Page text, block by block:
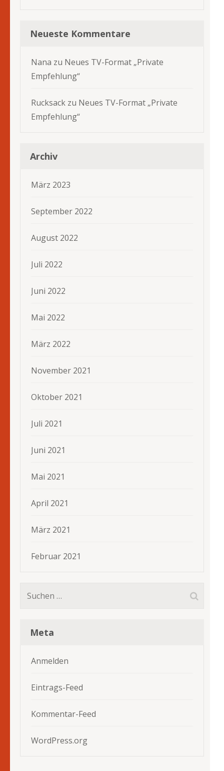
Neueste Kommentare
Nana zu Neues TV-Format „Private
Empfehlung“
Rucksack zu Neues TV-Format „Private
Empfehlung“
Archiv
März 2023
September 2022
August 2022
Juli 2022
Juni 2022
Mai 2022
März 2022
November 2021
Oktober 2021
Juli 2021
Juni 2021
Mai 2021
April 2021
März 2021
Februar 2021
Suchen
Meta
Anmelden
Eintrags-Feed
Kommentar-Feed
WordPress.org